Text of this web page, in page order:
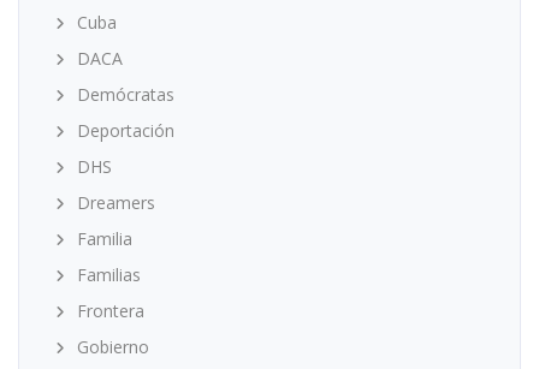
Cuba
DACA
Demócratas
Deportación
DHS
Dreamers
Familia
Familias
Frontera
Gobierno